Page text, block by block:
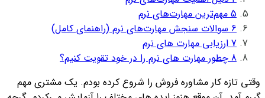
5 مهم‌ترین مهارت‌های نرم
6 سوالات سنجش مهارت‌های نرم (راهنمای کامل)
7 ارزیابی مهارت های نرم
8 چطور مهارت های نرم را در خود تقویت کنیم؟
وقتی تازه کار مشاوره فروش را شروع کرده بودم. یک مشتری مهم